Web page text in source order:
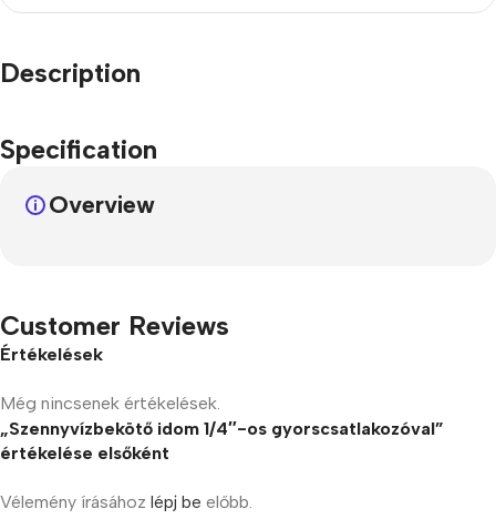
Description
Specification
Overview
Customer Reviews
Értékelések
Még nincsenek értékelések.
„Szennyvízbekötő idom 1/4″-os gyorscsatlakozóval”
értékelése elsőként
Vélemény írásához lépj be előbb.